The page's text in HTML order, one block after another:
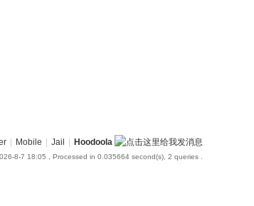
| Mobile | Jail | Hoodoola
8-7 18:05 , Processed in 0.035664 second(s), 2 queries .